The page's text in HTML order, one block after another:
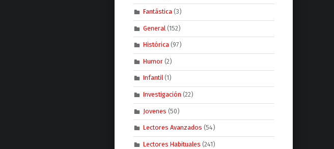
Fantástica(3)
General (152)
Histórica(97)
Humor(2)
Infantil(1)
Investigación (22)
Jovenes (50)
Lectores Avanzados (54)
Lectores Habituales (241)